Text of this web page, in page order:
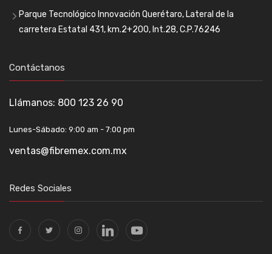
Parque Tecnológico Innovación Querétaro, Lateral de la
carretera Estatal 431, km.2+200, Int.28, C.P.76246
Contáctanos
Llámanos: 800 123 26 90
Lunes-Sábado: 9:00 am - 7:00 pm
ventas@fibremex.com.mx
Redes Sociales